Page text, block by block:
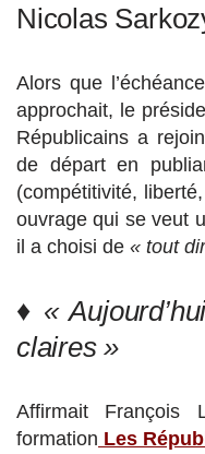
Nicolas
Alors que
approchait, le
Républicains a
de départ en
(compétitivité,
ouvrage qui se veut
il a choisi de « tout
♦ «
claires »
Affirmait
formation Les